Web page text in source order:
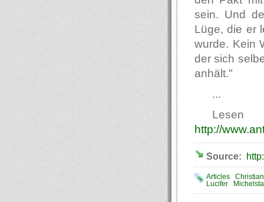
sein. Und
Lüge, die er
wurde. Kein
der sich
anhält."
...
http://
Source:
Articles
Lucifer